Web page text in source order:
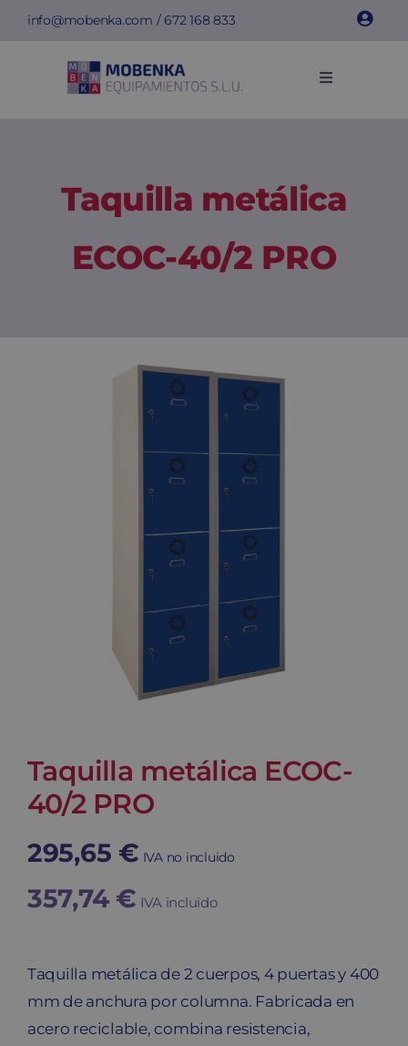
Saltar
contenido
info@mobenka.com /672 168 833
Toggle
Bancos
Instalaciones
Taquilla metálica
ECOC-40/2 PRO
Taquilla metálica ECOC-
40/2 PRO
295,65 € IVA no incluido
357,74 € IVA incluido
Taquilla metálica de 2 cuerpos, 4 puertas y 400
mm de anchura por columna. Fabricada en
acero reciclable, combina resistencia,